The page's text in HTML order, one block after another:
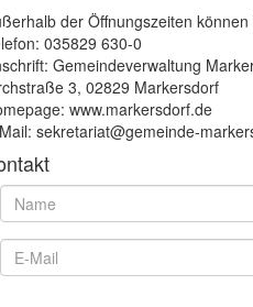
der Öffnungszeiten
035829 630-0
Gemeindeverwaltung
3, 02829 Markersdorf
www.markersdorf.de
sekretariat@gemeinde-